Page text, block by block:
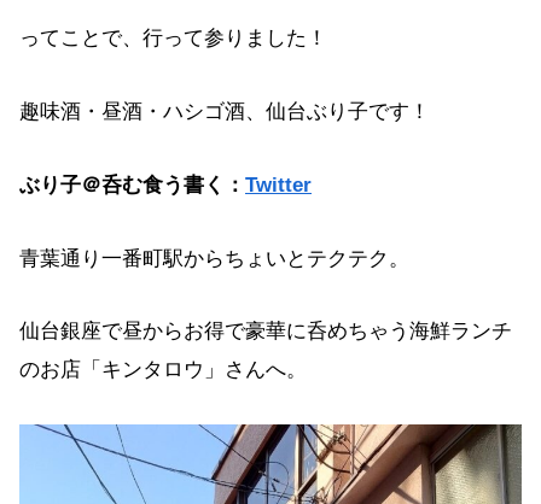
ってことで、行って参りました！
趣味酒・昼酒・ハシゴ酒、仙台ぶり子です！
ぶり子＠呑む食う書く： Twitter
青葉通り一番町駅からちょいとテクテク。
仙台銀座で昼からお得で豪華に呑めちゃう海鮮ランチ
のお店「キンタロウ」さんへ。